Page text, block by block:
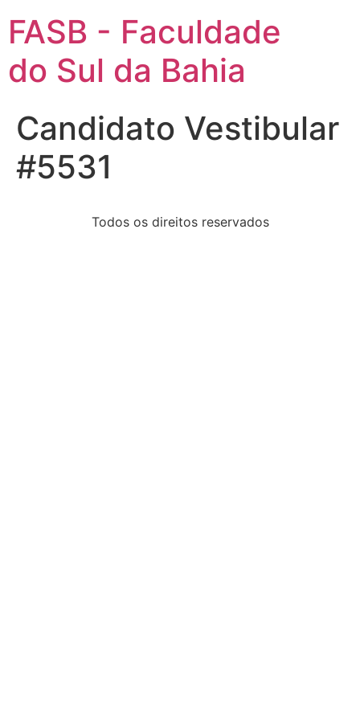
FASB - Faculdade
do Sul da Bahia
Candidato Vestibular
#5531
Todos os direitos reservados